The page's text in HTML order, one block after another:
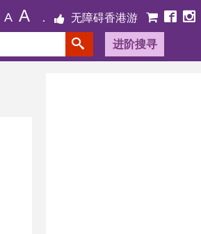
A A 无障碍香港游
进阶搜寻